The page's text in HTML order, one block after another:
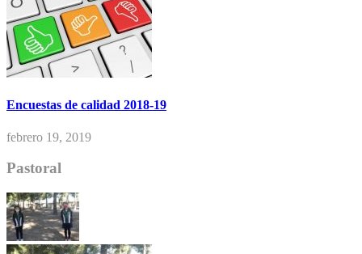
Encuestas de calidad 2018-19
febrero 19, 2019
Pastoral